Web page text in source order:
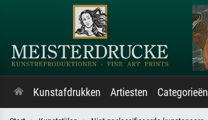
Kunstafdrukken Artiesten Categorieën